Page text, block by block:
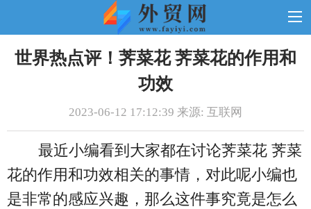
世界热点评！荠菜花 荠菜花的作用和
功效
2023-06-12 17:12:39 来源: 互联网
最近小编看到大家都在讨论荠菜花 荠菜
花的作用和功效相关的事情，对此呢小编也
是非常的感应兴趣，那么这件事究竟是怎么